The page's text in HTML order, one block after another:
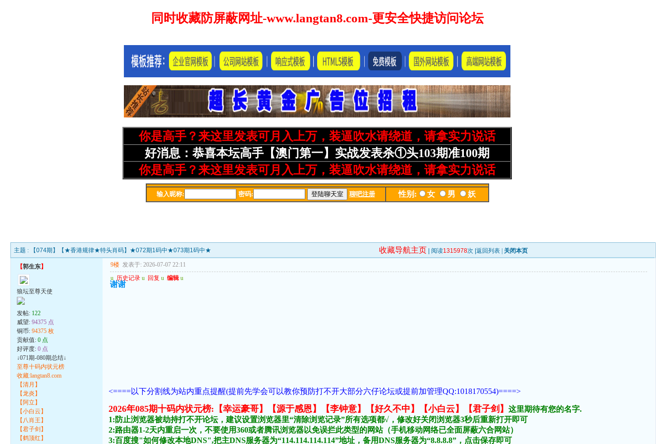
主题 : 【074期】【★香港规律★特头肖码】★072期1码中★073期1码中★ 收藏导航主页 | 阅读1315978次 |返回列表 关闭本页
【郭生东】
狼坛至尊天使
发帖: 122
威望:94375 点
铜币:94375 枚
贡献值:0 点
好评度:0 点
↓071期-080期总结↓
至尊十码内状元榜
收藏:langtan8.com
【清月】
【龙炎】
【阿立】
【小白云】
【八肖王】
【君子剑】
【鹤顶红】
9楼 发表于: 2026-07-07 22:11
u 历史记录 u 回复 u 编辑 u
谢谢
<====以下分割线为站内重点提醒(提前先学会可以教你预防打不开大部分六仔论坛或提前加管理QQ:1018170554)====>
2026年085期十码内状元榜:【幸运豪哥】【源于感恩】【李钟意】【好久不中】【小白云】【君子剑】
这里期待有您的名字.
1:防止浏览器被劫持打不开论坛，建议设置浏览器里“清除浏览记录”所有选项都√，修改好关闭浏览器3秒后重新打开即可
2:路由器1-2天内重启一次，不要使用360或者腾讯浏览器以免误拦此类型的网站（手机移动网络已全面屏蔽六合网站）
3:百度搜"如何修改本地DNS",把主DNS服务器为“114.114.114.114”地址，备用DNS服务器为“8.8.8.8”，点击保存即可